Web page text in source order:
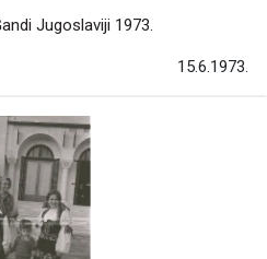
Jugoslaviji 1973.
15.6.1973.